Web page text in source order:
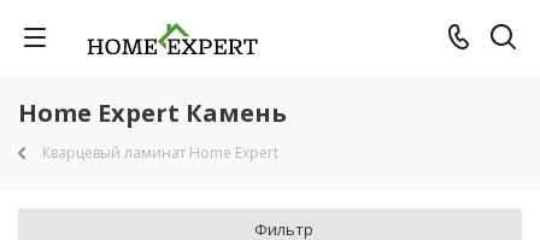
Home Expert Камень
Кварцевый ламинат Home Expert
Фильтр